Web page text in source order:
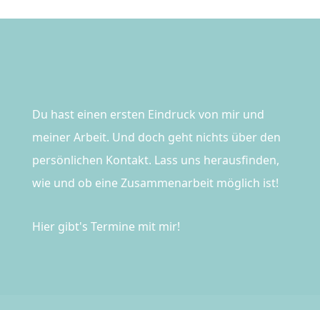
Du hast einen ersten Eindruck von mir und
meiner Arbeit. Und doch geht nichts über den
persönlichen Kontakt. Lass uns herausfinden,
wie und ob eine Zusammenarbeit möglich ist!
Hier gibt's Termine mit mir!